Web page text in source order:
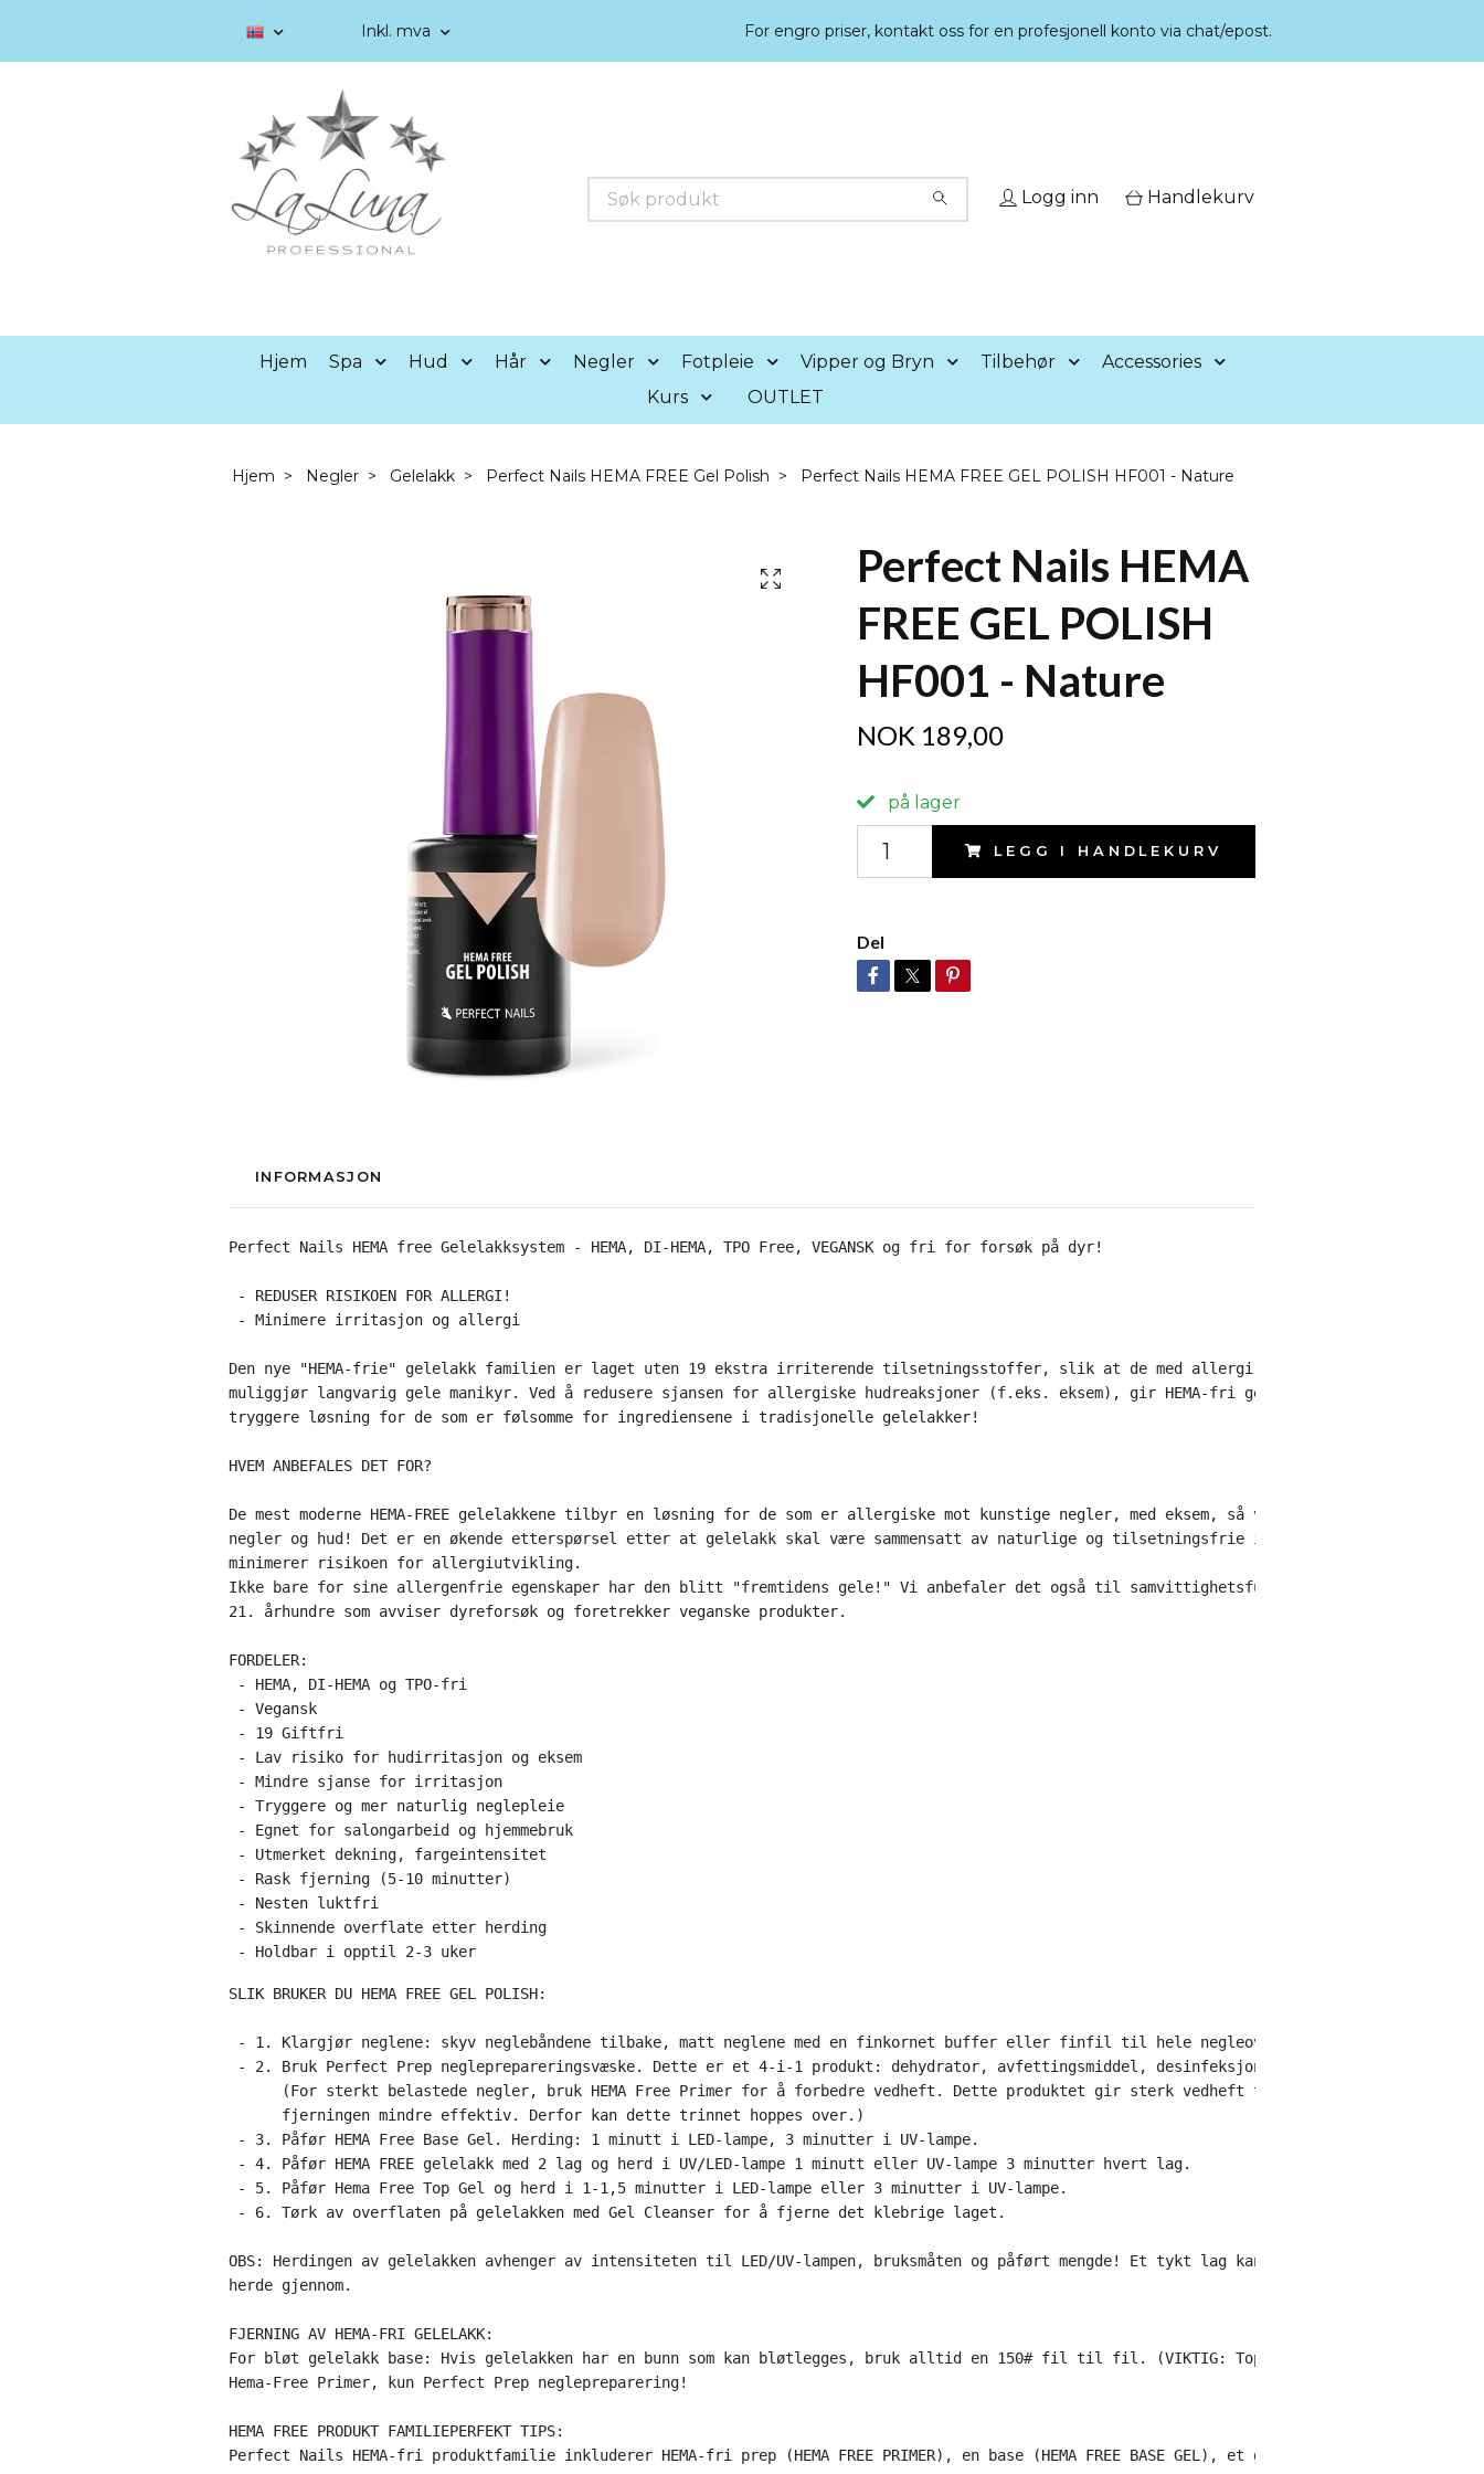
Inkl. mva For engro priser, kontakt oss for en profesjonell konto via chat/epost.
Logg inn Handlekurv
Hjem Spa Hud Hår Negler Fotpleie Vipper og Bryn Tilbehør
Accessories
Kurs
OUTLET
Hjem Negler Gelelakk Perfect Nails HEMA FREE Gel Polish Perfect Nails HEMA FREE GEL POLISH HF001 - Nature
Perfect Nails HEMA
FREE GEL POLISH
HF001 - Nature
NOK 189,00
på lager
LEGG I HANDLEKURV
Del
INFORMASJON
Perfect Nails HEMA free Gelelakksystem - HEMA, DI-HEMA, TPO Free, VEGANSK og fri for forsøk på dyr!
- REDUSER RISIKOEN FOR ALLERGI!
- Minimere irritasjon og allergi
Den nye "HEMA-frie" gelelakk familien er laget uten 19 ekstra irriterende tilsetningsstoffer, slik at de med allergi kan bruke gelelakk, noe
muliggjør langvarig gele manikyr. Ved å redusere sjansen for allergiske hudreaksjoner (f.eks. eksem), gir HEMA-fri gelelakk en mer naturlig
tryggere løsning for de som er følsomme for ingrediensene i tradisjonelle gelelakker!
HVEM ANBEFALES DET FOR?
De mest moderne HEMA-FREE gelelakkene tilbyr en løsning for de som er allergiske mot kunstige negler, med eksem, så vel som de med sensitive
negler og hud! Det er en økende etterspørsel etter at gelelakk skal være sammensatt av naturlige og tilsetningsfrie ingredienser, noe som
minimerer risikoen for allergiutvikling.
Ikke bare for sine allergenfrie egenskaper har den blitt "fremtidens gele!" Vi anbefaler det også til samvittighetsfulle forbrukere fra det
21. århundre som avviser dyreforsøk og foretrekker veganske produkter.
FORDELER:
- HEMA, DI-HEMA og TPO-fri
- Vegansk
- 19 Giftfri
- Lav risiko for hudirritasjon og eksem
- Mindre sjanse for irritasjon
- Tryggere og mer naturlig neglepleie
- Egnet for salongarbeid og hjemmebruk
- Utmerket dekning, fargeintensitet
- Rask fjerning (5-10 minutter)
- Nesten luktfri
- Skinnende overflate etter herding
- Holdbar i opptil 2-3 uker
SLIK BRUKER DU HEMA FREE GEL POLISH:
- 1. Klargjør neglene: skyv neglebåndene tilbake, matt neglene med en finkornet buffer eller finfil til hele negleoverflaten er matt. Fjern
- 2. Bruk Perfect Prep negleprepareringsvæske. Dette er et 4-i-1 produkt: dehydrator, avfettingsmiddel, desinfeksjonsmiddel og antifungal.
(For sterkt belastede negler, bruk HEMA Free Primer for å forbedre vedheft. Dette produktet gir sterk vedheft til neglene, men det gjør
fjerningen mindre effektiv. Derfor kan dette trinnet hoppes over.)
- 3. Påfør HEMA Free Base Gel. Herding: 1 minutt i LED-lampe, 3 minutter i UV-lampe.
- 4. Påfør HEMA FREE gelelakk med 2 lag og herd i UV/LED-lampe 1 minutt eller UV-lampe 3 minutter hvert lag.
- 5. Påfør Hema Free Top Gel og herd i 1-1,5 minutter i LED-lampe eller 3 minutter i UV-lampe.
OBS: Herdingen av gelelakken avhenger av intensiteten til LED/UV-lampen, bruksmåten og påført mengde! Et tykt lag kan flyte, eller det kan
herde gjennom.
FJERNING AV HEMA-FRI GELELAKK:
For bløt gelelakk base: Hvis gelelakken har en bunn som kan bløtlegges, bruk alltid en 150# fil til fil. (VIKTIG: Topplakken løser seg
Hema-Free Primer, kun Perfect Prep neglepreparering!
HEMA FREE PRODUKT FAMILIEPERFEKT TIPS:
Perfect Nails HEMA-fri produktfamilie inkluderer HEMA-fri prep (HEMA FREE PRIMER), en base (HEMA FREE BASE GEL), et gellakksystem